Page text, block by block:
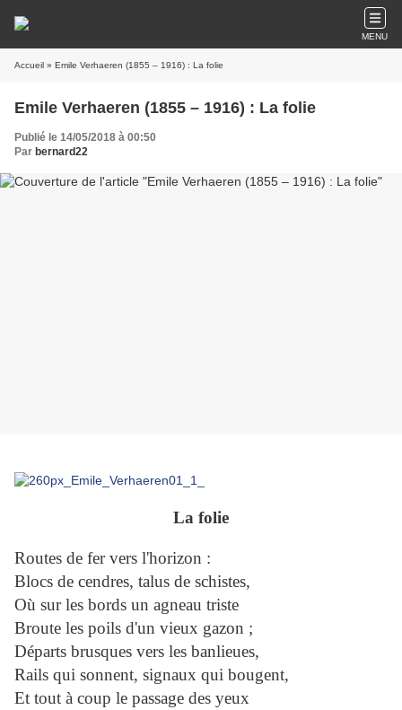
MENU
Accueil » Emile Verhaeren (1855 – 1916) : La folie
Emile Verhaeren (1855 – 1916) : La folie
Publié le 14/05/2018 à 00:50
Par bernard22
La folie
Routes de fer vers l'horizon :
Blocs de cendres, talus de schistes,
Où sur les bords un agneau triste
Broute les poils d'un vieux gazon ;
Départs brusques vers les banlieues,
Rails qui sonnent, signaux qui bougent,
Et tout à coup le passage des yeux